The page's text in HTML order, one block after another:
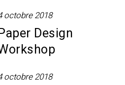
octobre 2018
Design
octobre 2018